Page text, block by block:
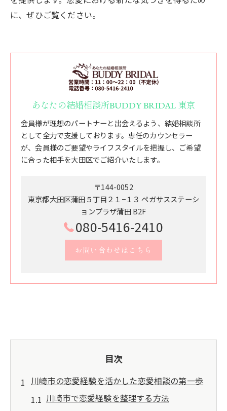
に、ぜひご覧ください。
あなたの結婚相談所BUDDY BRIDAL 東京
会員様が理想のパートナーと出会えるよう、結婚相談所
として全力で支援しております。専任のカウンセラー
が、会員様のご要望やライフスタイルを把握し、ご希望
に合った相手を大田区でご紹介いたします。
〒144-0052
東京都大田区蒲田５丁目２１−１３ ペガサスステーシ
ョンプラザ蒲田 B2F
080-5416-2410
お問い合わせはこちら
目次
川崎市の恋愛経験を活かした恋愛相談の第一歩
川崎市で恋愛経験を整理する方法